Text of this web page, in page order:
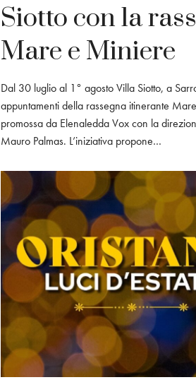
Siotto con la
Mare e Miniere
Dal 30 luglio al 1° agosto Villa Siotto, a
appuntamenti della rassegna itinerante
promossa da Elenaledda Vox con la
Mauro Palmas. L’iniziativa propone…